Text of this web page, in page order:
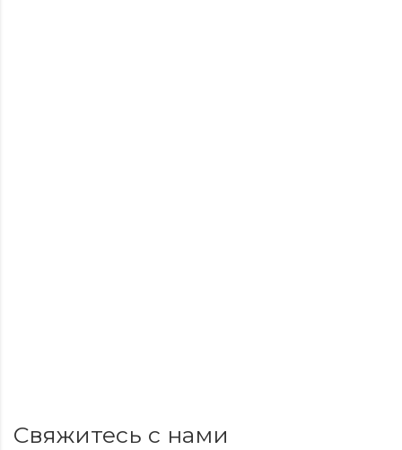
Свяжитесь с нами